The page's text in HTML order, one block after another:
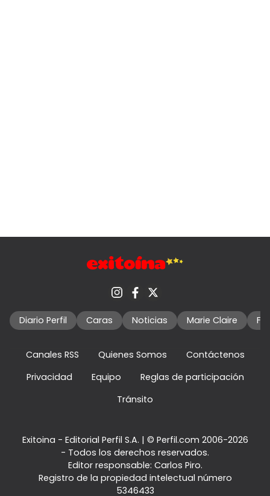
Diario Perfil Caras Noticias Marie Claire
Canales RSS Quienes Somos
Contáctenos
Privacidad
Equipo
Reglas de participación
Tránsito
Exitoina - Editorial Perfil S.A. | © Perfil.com 2006-2026
- Todos los derechos reservados.
Editor responsable: Carlos Piro.
Registro de la propiedad intelectual número
5346433